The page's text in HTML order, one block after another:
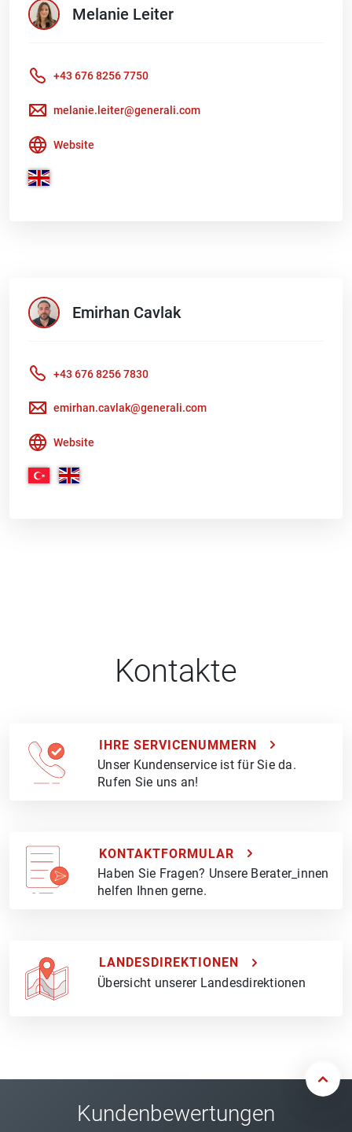
Melanie Leiter
+43 676 8256 7750
melanie.leiter@generali.com
Website
Emirhan Cavlak
+43 676 8256 7830
emirhan.cavlak@generali.com
Website
Kontakte
IHRE SERVICENUMMERN
Unser Kundenservice ist für Sie da.
Rufen Sie uns an!
KONTAKTFORMULAR
Haben Sie Fragen? Unsere Berater_innen
helfen Ihnen gerne.
LANDESDIREKTIONEN
Übersicht unserer Landesdirektionen
Kundenbewertungen